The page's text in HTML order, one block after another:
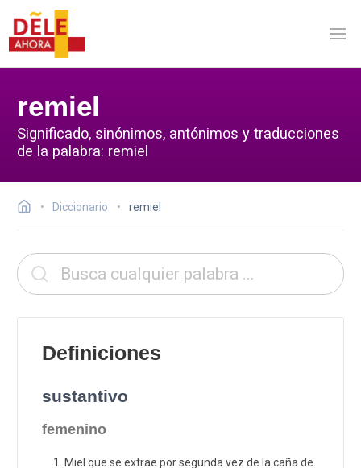
remiel
Significado, sinónimos, antónimos y traducciones
de la palabra: remiel
Diccionario remiel
Definiciones
sustantivo
femenino
Miel que se extrae por segunda vez de la caña de